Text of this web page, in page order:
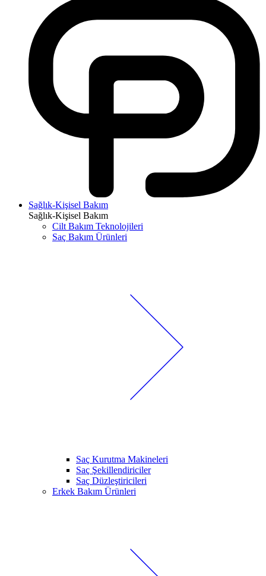
Sağlık-Kişisel Bakım
Sağlık-Kişisel Bakım
Cilt Bakım Teknolojileri
Saç Bakım Ürünleri
Saç Kurutma Makineleri
Saç Şekillendiriciler
Saç Düzleştiricileri
Erkek Bakım Ürünleri